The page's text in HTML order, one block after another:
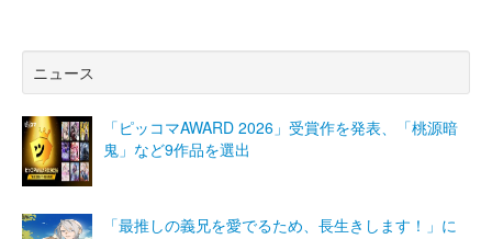
ニュース
「ピッコマAWARD 2026」受賞作を発表、「桃源暗
鬼」など9作品を選出
「最推しの義兄を愛でるため、長生きします！」に